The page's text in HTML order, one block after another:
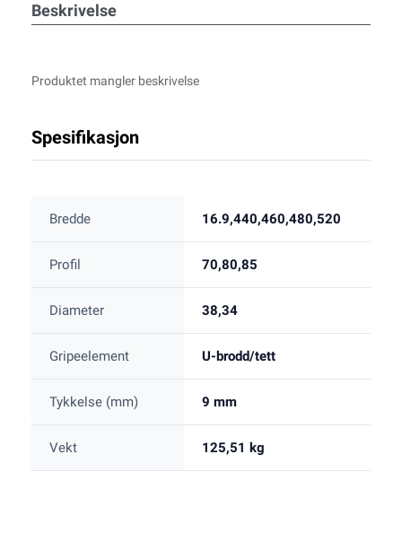
Beskrivelse
Produktet mangler beskrivelse
Spesifikasjon
Bredde 16.9,440,460,480,520
Profil 70,80,85
Diameter 38,34
Gripeelement U-brodd/tett
Tykkelse (mm) 9 mm
Vekt 125,51 kg